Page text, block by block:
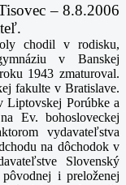
– 8.8.2006
chodil v rodisku,
v Banskej
1943 zmaturoval.
fakulte v Bratislave.
Liptovskej Porúbke a
Ev. bohosloveckej
vydavateľstva
na dôchodok v
Slovenský
i preloženej